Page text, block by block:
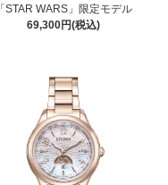
「STAR WARS」限定モデル
69,300円(税込)